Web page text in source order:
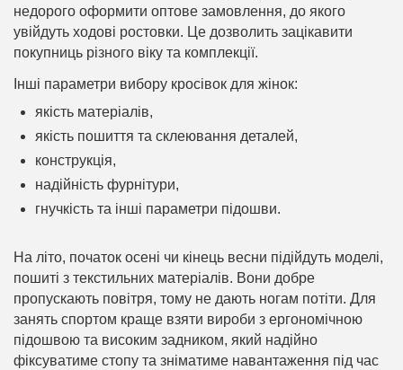
недорого оформити оптове замовлення, до якого
увійдуть ходові ростовки. Це дозволить зацікавити
покупниць різного віку та комплекції.
Інші параметри вибору кросівок для жінок:
якість матеріалів,
якість пошиття та склеювання деталей,
конструкція,
надійність фурнітури,
гнучкість та інші параметри підошви.
На літо, початок осені чи кінець весни підійдуть моделі,
пошиті з текстильних матеріалів. Вони добре
пропускають повітря, тому не дають ногам потіти. Для
занять спортом краще взяти вироби з ергономічною
підошвою та високим задником, який надійно
фіксуватиме стопу та зніматиме навантаження під час